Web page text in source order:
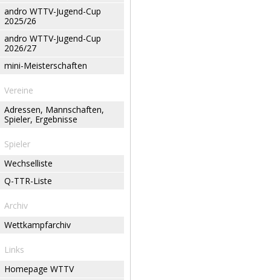
andro WTTV-Jugend-Cup
2025/26
andro WTTV-Jugend-Cup
2026/27
mini-Meisterschaften
Vereine
Adressen, Mannschaften,
Spieler, Ergebnisse
Spieler
Wechselliste
Q-TTR-Liste
Archiv
Wettkampfarchiv
Links
Homepage WTTV